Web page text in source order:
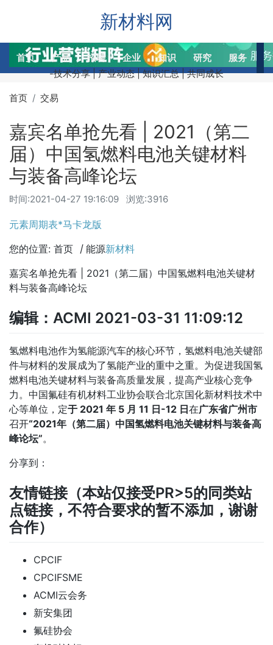
新材料网
-技术分享 | 产业动态 | 知识汇总 | 共同成长
首页 产品 招聘 企业 知识 研究 服务
首页 交易
嘉宾名单抢先看 | 2021（第二
届）中国氢燃料电池关键材料
与装备高峰论坛
时间:2021-04-27 19:16:09 浏览:3916
元素周期表*马卡龙版
您的位置: 首页 丨 能源新材料
嘉宾名单抢先看 | 2021（第二届）中国氢燃料电池关键材
料与装备高峰论坛
编辑：ACMI 2021-03-31 11:09:12
氢燃料电池作为氢能源汽车的核心环节，氢燃料电池关键部
件与材料的发展成为了氢能产业的重中之重。为促进我国氢
燃料电池关键材料与装备高质量发展，提高产业核心竞争
力。中国氟硅有机材料工业协会联合北京国化新材料技术中
心等单位，定于 2021 年 5 月 11 日-12 日在广东省广州市
召开“2021年（第二届）中国氢燃料电池关键材料与装备高
峰论坛”。
分享到：
友情链接（本站仅接受PR>5的同类站
点链接，不符合要求的暂不添加，谢谢
合作）
CPCIF
CPCIFSME
ACMI云会务
新安集团
氟硅协会